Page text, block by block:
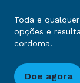
Toda e
opções e
cordoma.
Doe agora